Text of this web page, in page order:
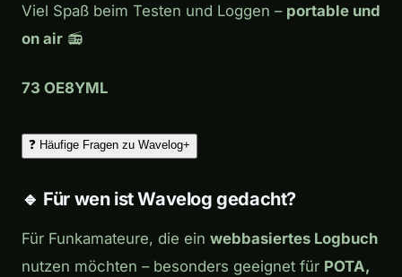
Viel Spaß beim Testen und Loggen – portable und
on air 📻
73 OE8YML
❓ Häufige Fragen zu Wavelog+
🔹 Für wen ist Wavelog gedacht?
Für Funkamateure, die ein webbasiertes Logbuch
nutzen möchten – besonders geeignet für POTA,